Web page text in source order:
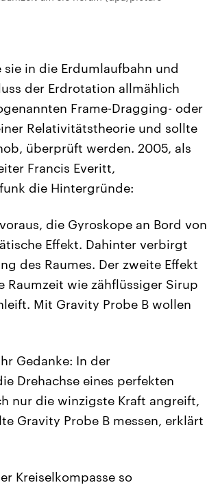
in die Erdumlaufbahn und
der Erdrotation allmählich
Frame-Dragging- oder
Relativitätstheorie und sollte
überprüft werden. 2005, als
Francis Everitt,
die Hintergründe:
die Gyroskope an Bord von
Effekt. Dahinter verbirgt
des Raumes. Der zweite Effekt
Raumzeit wie zähflüssiger Sirup
Mit Gravity Probe B wollen
Gedanke: In der
Drehachse eines perfekten
nur die winzigste Kraft angreift,
Gravity Probe B messen, erklärt
Kreiselkompasse so